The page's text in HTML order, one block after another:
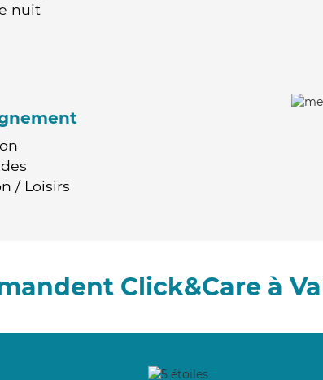
nuit
/ Loisirs
Click&Care à